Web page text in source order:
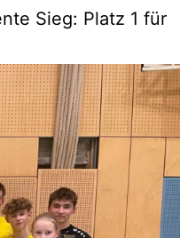
Sieg: Platz 1 für